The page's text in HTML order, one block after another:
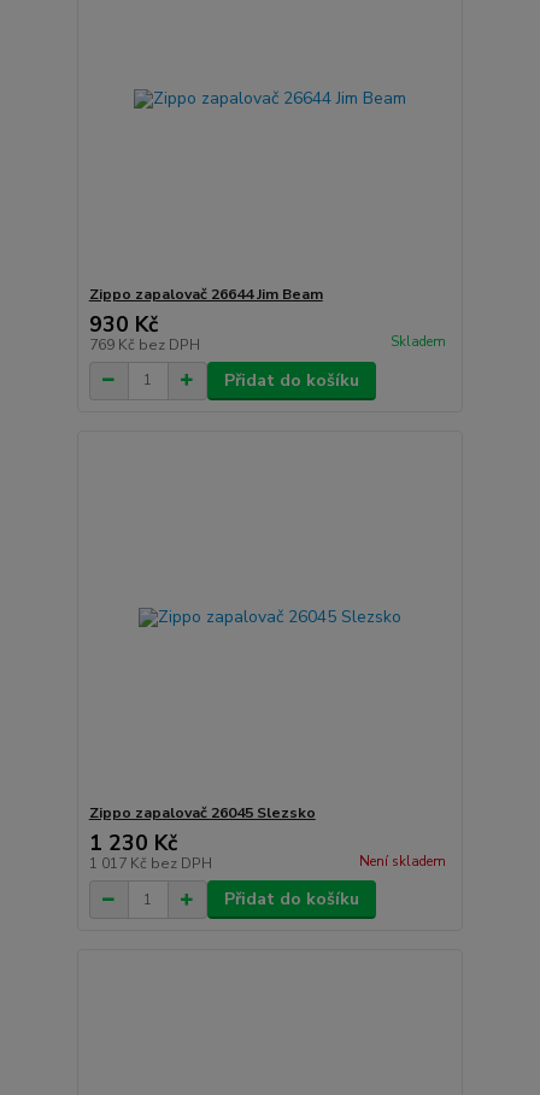
Zippo zapalovač 26644 Jim Beam
930 Kč
769 Kč bez DPH Skladem
Přidat do košíku
Zippo zapalovač 26045 Slezsko
1 230 Kč
1 017 Kč bez DPH Není skladem
Přidat do košíku